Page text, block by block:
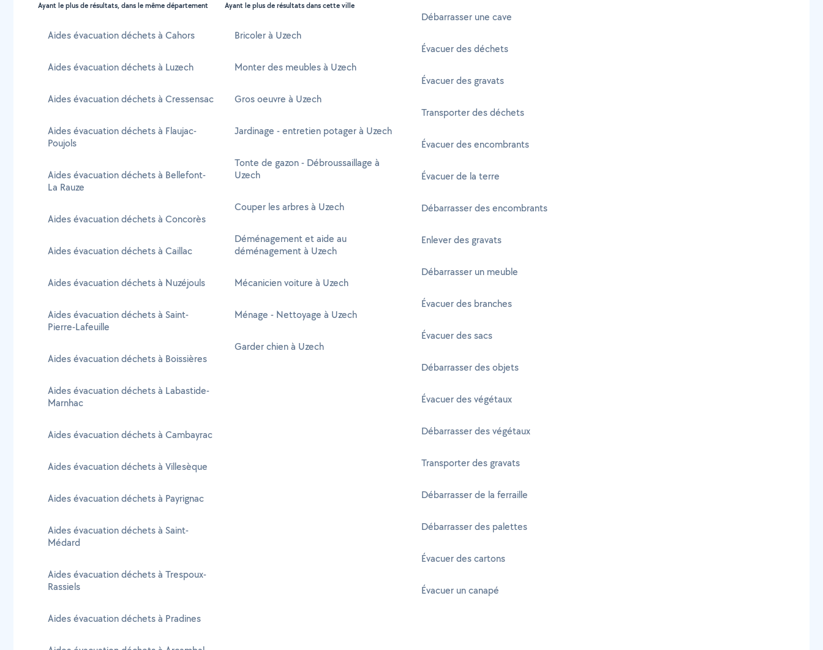
Ayant le plus de résultats, dans le même département
Aides évacuation déchets à Cahors
Aides évacuation déchets à Luzech
Aides évacuation déchets à Cressensac
Aides évacuation déchets à Flaujac-
Poujols
Aides évacuation déchets à Bellefont-
La Rauze
Aides évacuation déchets à Concorès
Aides évacuation déchets à Caillac
Aides évacuation déchets à Nuzéjouls
Aides évacuation déchets à Saint-
Pierre-Lafeuille
Aides évacuation déchets à Boissières
Aides évacuation déchets à Labastide-
Marnhac
Aides évacuation déchets à Cambayrac
Aides évacuation déchets à Villesèque
Aides évacuation déchets à Payrignac
Aides évacuation déchets à Saint-
Médard
Aides évacuation déchets à Trespoux-
Rassiels
Aides évacuation déchets à Pradines
Ayant le plus de résultats dans cette ville
Bricoler à Uzech
Monter des meubles à Uzech
Gros oeuvre à Uzech
Jardinage - entretien potager à Uzech
Tonte de gazon - Débroussaillage à
Uzech
Couper les arbres à Uzech
Déménagement et aide au
déménagement à Uzech
Mécanicien voiture à Uzech
Ménage - Nettoyage à Uzech
Garder chien à Uzech
Débarrasser une cave
Évacuer des déchets
Évacuer des gravats
Transporter des déchets
Évacuer des encombrants
Évacuer de la terre
Débarrasser des encombrants
Enlever des gravats
Débarrasser un meuble
Évacuer des branches
Évacuer des sacs
Débarrasser des objets
Évacuer des végétaux
Débarrasser des végétaux
Transporter des gravats
Débarrasser de la ferraille
Débarrasser des palettes
Évacuer des cartons
Évacuer un canapé